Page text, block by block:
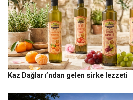
Kaz Dağları’ndan gelen sirke lezzeti